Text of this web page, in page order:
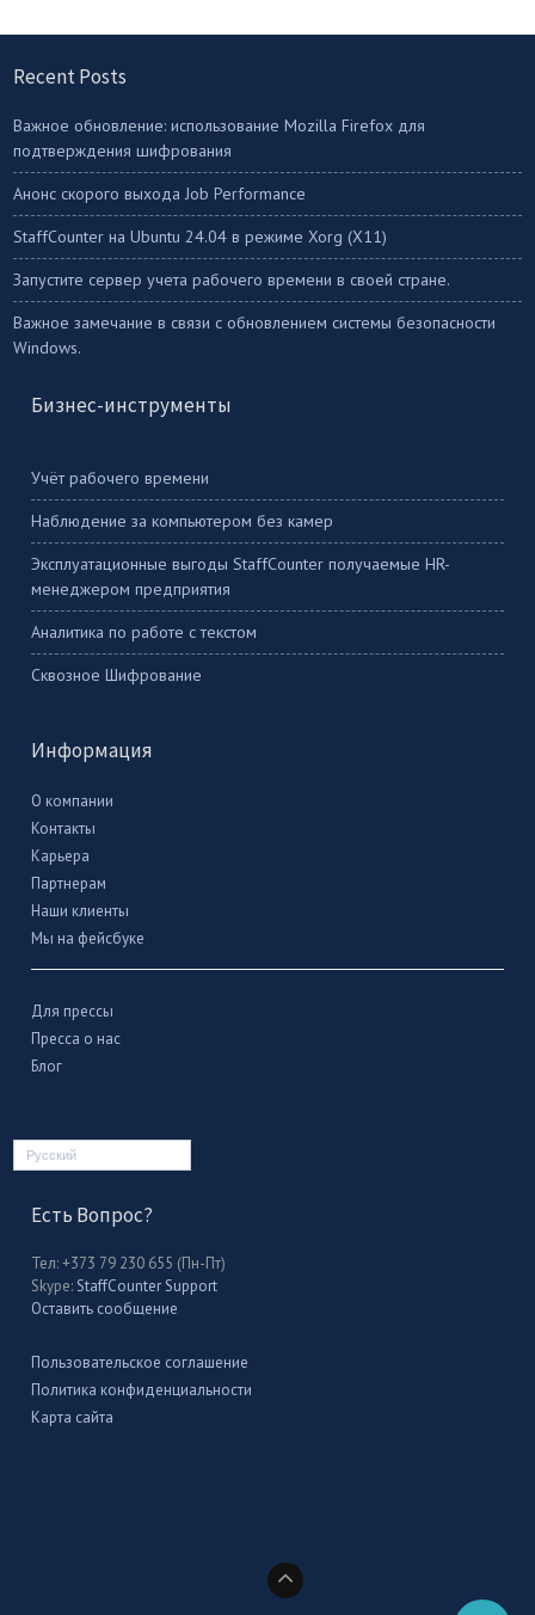
Recent Posts
Важное обновление: использование Mozilla Firefox для
подтверждения шифрования
Анонс скорого выхода Job Performance
StaffСounter на Ubuntu 24.04 в режиме Xorg (X11)
Запустите сервер учета рабочего времени в своей стране.
Важное замечание в связи с обновлением системы безопасности
Windows.
Бизнес-инструменты
Учёт рабочего времени
Наблюдение за компьютером без камер
Эксплуатационные выгоды StaffCounter получаемые HR-
менеджером предприятия
Аналитика по работе с текстом
Сквозное Шифрование
Информация
О компании
Контакты
Карьера
Партнерам
Наши клиенты
Мы на фейсбуке
Для прессы
Пресса о нас
Блог
Русский
Есть Вопрос?
Тел: +373 79 230 655 (Пн-Пт)
Skype:StaffCounter Support
Оставить сообщение
Пользовательское соглашение
Политика конфиденциальности
Карта сайта